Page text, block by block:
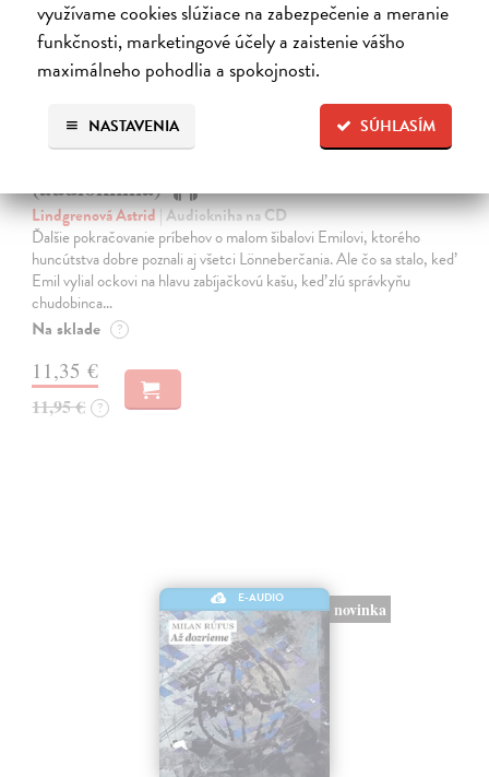
využívame cookies slúžiace na zabezpečenie a meranie
funkčnosti, marketingové účely a zaistenie vášho
maximálneho pohodlia a spokojnosti.
SÚHLASÍM
NASTAVENIA
Už zasa Emil z Lönnebergy - CD
(audiokniha)
Lindgrenová Astrid| Audiokniha na CD
Ďalšie pokračovanie príbehov o malom šibalovi Emilovi, ktorého
huncútstva dobre poznali aj všetci Lönneberčania. Ale čo sa stalo, keď
Emil vylial ockovi na hlavu zabíjačkovú kašu, keď zlú správkyňu
chudobinca…
Na sklade ?
11,35 €
11,95 € ?
E-AUDIO
novinka